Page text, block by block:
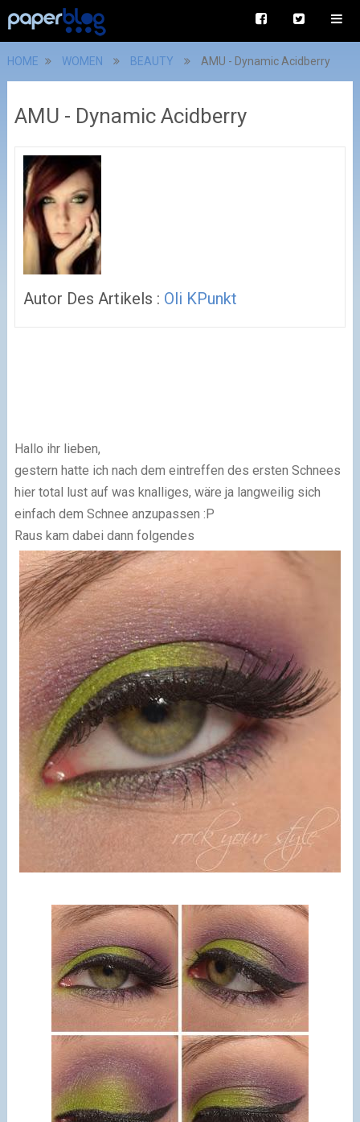
HOME WOMEN BEAUTY AMU - Dynamic Acidberry
AMU - Dynamic Acidberry
Autor Des Artikels : Oli KPunkt
Hallo ihr lieben,
gestern hatte ich nach dem eintreffen des ersten Schnees
hier total lust auf was knalliges, wäre ja langweilig sich
einfach dem Schnee anzupassen :P
Raus kam dabei dann folgendes